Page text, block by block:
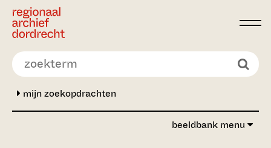
Ga direct naar de inhoud
mijn zoekopdrachten
beeldbank menu